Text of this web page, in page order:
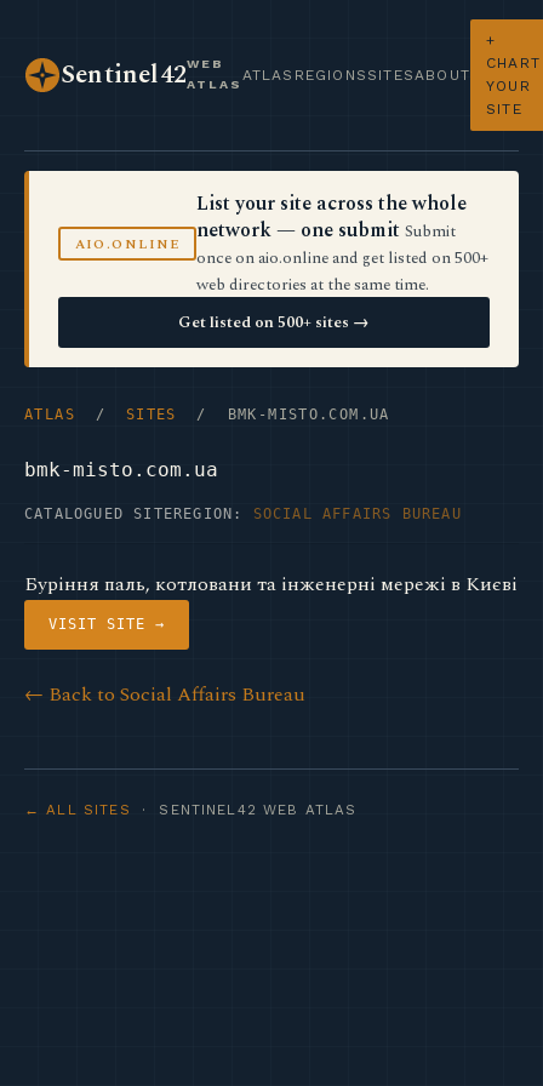
Sentinel42WEB
ATLAS
ATLAS REGIONS SITES ABOUT
+
CHART
YOUR
SITE
AIO.ONLINE
List your site across the whole
network — one submit Submit
once on aio.online and get listed on 500+
web directories at the same time.
Get listed on 500+ sites →
ATLAS / SITES / BMK-MISTO.COM.UA
bmk-misto.com.ua
CATALOGUED SITE REGION: SOCIAL AFFAIRS BUREAU
Буріння паль, котловани та інженерні мережі в Києві
VISIT SITE →
← Back to Social Affairs Bureau
← ALL SITES · SENTINEL42 WEB ATLAS